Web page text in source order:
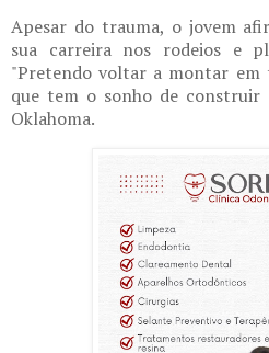
Apesar do trauma, o jovem
sua carreira nos rodeios e
"Pretendo voltar a montar em
que tem o sonho de construir
Oklahoma.